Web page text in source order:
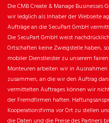
Die CMB Create & Manage
wir ledglich als Inhaber der Webseite
Aufträge an die SecuPart GmbH
Die SecuPart GmbH weist
Ortschaften keine Zweigstelle haben,
mobiler Dienstleister zu unserem
Monteuren arbeiten wir in
zusammen, an die wir den Auftrag
vermittelten Auftrages können wir
der Fremdfirmen haften.
Kooperationsfirma vor Ort zu stellen
die Daten und die Preise des Partners